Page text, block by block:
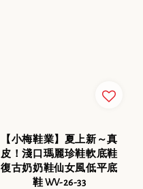
【小梅鞋業】夏上新～真
皮！淺口瑪麗珍鞋軟底鞋
復古奶奶鞋仙女風低平底
鞋 WV-26-33